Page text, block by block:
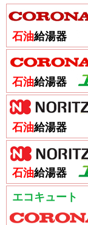
石油給湯器
石油給湯器
石油給湯器
石油給湯器
エコキュート